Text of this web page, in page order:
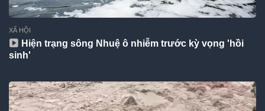
XÃ HỘI
Hiện trạng sông Nhuệ ô nhiễm trước kỳ vọng 'hồi
sinh'